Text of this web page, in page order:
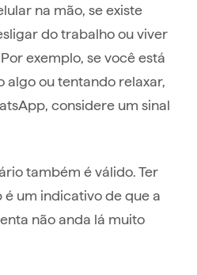
na mão, se existe
do trabalho ou viver
exemplo, se você está
algo ou tentando relaxar,
considere um sinal
também é válido. Ter
um indicativo de que a
não anda lá muito